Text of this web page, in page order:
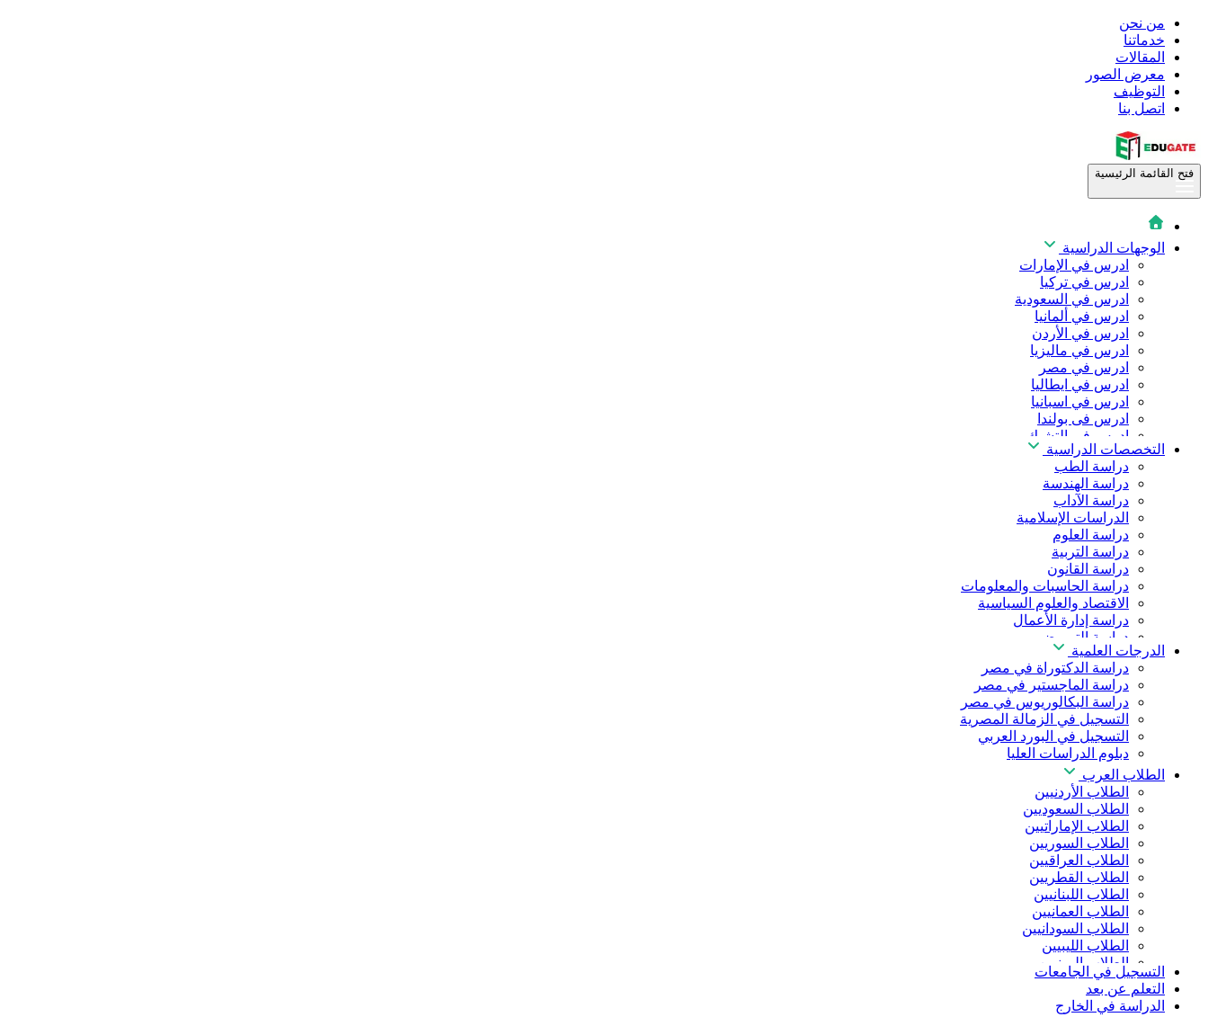
من نحن
خدماتنا
المقالات
معرض الصور
التوظيف
اتصل بنا
فتح القائمة الرئيسية
الوجهات الدراسية
ادرس في الإمارات
ادرس في تركيا
ادرس في السعودية
ادرس في ألمانيا
ادرس في الأردن
ادرس في ماليزيا
ادرس في مصر
ادرس في ايطاليا
ادرس في اسبانيا
ادرس فى بولندا
ادرس فى التشيك
ادرس في المجر
ادرس في الصين
التخصصات الدراسية
دراسة الطب
دراسة الهندسة
دراسة الآداب
الدراسات الإسلامية
دراسة العلوم
دراسة التربية
دراسة القانون
دراسة الحاسبات والمعلومات
الاقتصاد والعلوم السياسية
دراسة إدارة الأعمال
دراسة التمريض
دراسة طب الأسنان
دراسة الصيدلة
دراسة العلوم الصحية
دراسة العلاج الطبيعي
دراسة الذكاء الاصطناعي
دراسة الأمن السيبراني
الدرجات العلمية
دراسة الدكتوراة في مصر
دراسة الماجستير في مصر
دراسة البكالوريوس في مصر
التسجيل في الزمالة المصرية
التسجيل في البورد العربي
دبلوم الدراسات العليا
الطلاب العرب
الطلاب الأردنيين
الطلاب السعوديين
الطلاب الإماراتيين
الطلاب السوريين
الطلاب العراقيين
الطلاب القطريين
الطلاب اللبنانيين
الطلاب العمانيين
الطلاب السودانيين
الطلاب الليبيين
الطلاب اليمنيين
التسجيل في الجامعات
التعلم عن بعد
الدراسة في الخارج